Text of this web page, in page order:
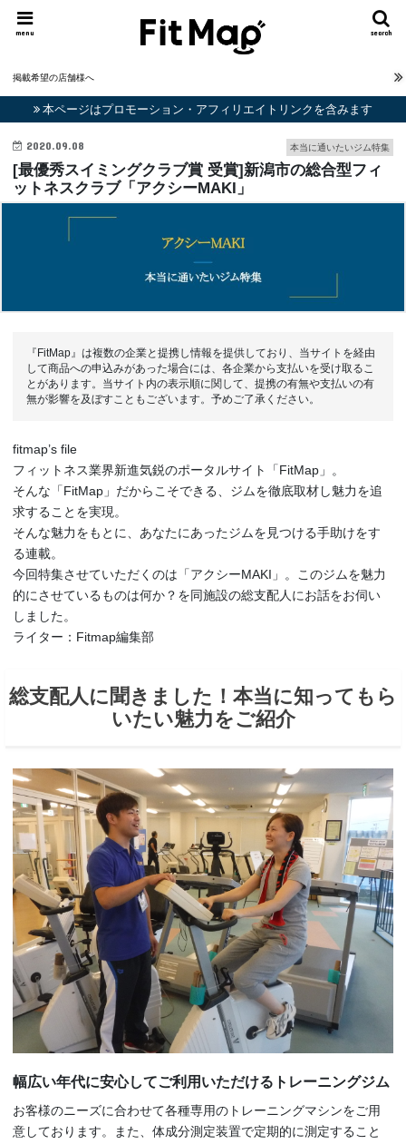
search
menu
掲載希望の店舗様へ
本ページはプロモーション・アフィリエイトリンクを含みます
本当に通いたいジム特集
2020.09.08
[最優秀スイミングクラブ賞 受賞]新潟市の総合型フィ
ットネスクラブ「アクシーMAKI」
『FitMap』は複数の企業と提携し情報を提供しており、当サイトを経由
して商品への申込みがあった場合には、各企業から支払いを受け取るこ
とがあります。当サイト内の表示順に関して、提携の有無や支払いの有
無が影響を及ぼすこともございます。予めご了承ください。
fitmap’s file
フィットネス業界新進気鋭のポータルサイト「FitMap」。
そんな「FitMap」だからこそできる、ジムを徹底取材し魅力を追
求することを実現。
そんな魅力をもとに、あなたにあったジムを見つける手助けをす
る連載。
今回特集させていただくのは「アクシーMAKI」。このジムを魅力
的にさせているものは何か？を同施設の総支配人にお話をお伺い
しました。
ライター：Fitmap編集部
総支配人に聞きました！本当に知ってもら
いたい魅力をご紹介
幅広い年代に安心してご利用いただけるトレーニングジム
お客様のニーズに合わせて各種専用のトレーニングマシンをご用
意しております。また、体成分測定装置で定期的に測定すること